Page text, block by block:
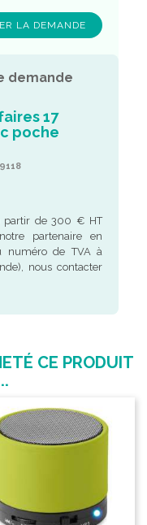
demande
17
poche
partir de 300 € HT
partenaire en
numéro de TVA à
nous contacter
CE PRODUIT